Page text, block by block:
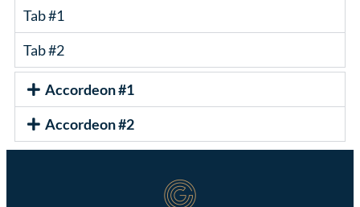
Tab #1
Tab #2
Accordeon #1
Accordeon #2